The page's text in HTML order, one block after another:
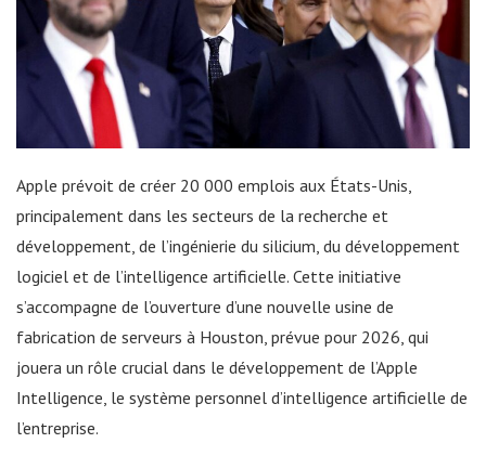
Apple prévoit de créer 20 000 emplois aux États-Unis,
principalement dans les secteurs de la recherche et
développement, de l’ingénierie du silicium, du développement
logiciel et de l’intelligence artificielle. Cette initiative
s’accompagne de l’ouverture d’une nouvelle usine de
fabrication de serveurs à Houston, prévue pour 2026, qui
jouera un rôle crucial dans le développement de l’Apple
Intelligence, le système personnel d’intelligence artificielle de
l’entreprise.